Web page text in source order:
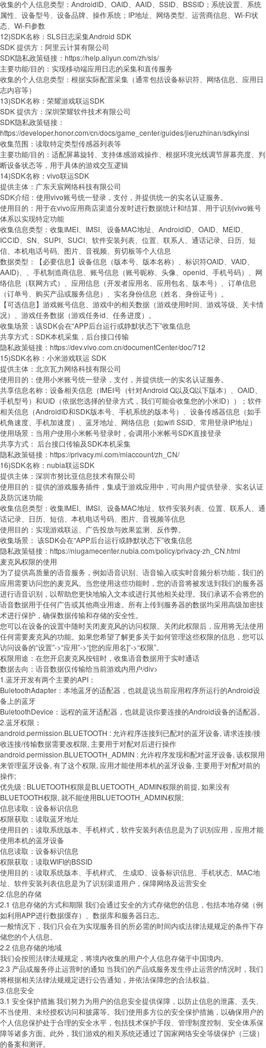
收集的个人信息类型：AndroidID、OAID、AAID、SSID、BSSID；系统设置、系统
属性、设备型号、设备品牌、操作系统；IP地址、网络类型、运营商信息、Wi-Fi状
态、Wi-Fi参数
12)SDK名称：SLS日志采集Android SDK
SDK 提供方：阿里云计算有限公司
SDK隐私政策链接：https://help.aliyun.com/zh/sls/
主要功能/目的：实现移动端应用日志的采集和直传服务
收集的个人信息类型：根据实际配置采集（通常包括设备标识符、网络信息、应用日
志内容等）
13)SDK名称：荣耀游戏联运SDK
SDK 提供方：深圳荣耀软件技术有限公司
SDK隐私政策链接：
https://developer.honor.com/cn/docs/game_center/guides/jieruzhinan/sdkyinsi
收集范围：读取特定类型传感器列表等
主要功能/目的：适配屏幕旋转、支持体感游戏操作、根据环境光线调节屏幕亮度、判
断设备状态等，用于具体的游戏交互逻辑
14)SDK名称：vivo联运SDK
提供主体：广东天宸网络科技有限公司
SDK介绍：使用vivo账号统一登录，支付，并提供统一的实名认证服务。
使用目的：用于在vivo应用商店渠道分发时进行数据统计和结算、用于识别vivo账号
体系以实现特定功能
收集信息类型：收集IMEI、IMSI、设备MAC地址、AndroidID、OAID、MEID、
ICCID、SN、SUPI、SUCI、软件安装列表、位置、联系人、通话记录、日历、短
信、本机电话号码、图片、音视频、剪切板等个人信息
数据类型：【必要信息】设备信息（版本号、版本名称）、标识符OAID、VAID、
AAID)、、手机制造商信息、账号信息（账号昵称、头像、openid、手机号码）、网
络信息（联网方式）、应用信息（开发者应用名、应用包名、版本号）、订单信息
（订单号、购买产品或服务信息）、实名身份信息（姓名、身份证号）。
【可选信息】游戏账号信息、游戏中的相关数据（游戏使用时间、游戏等级、关卡情
况）、游戏任务数据（游戏任务id、任务进度）。
收集场景：该SDK会在“APP后台运行或静默状态下”收集信息
共享方式：SDK本机采集，后台接口传输
隐私政策链接：https://dev.vivo.com.cn/documentCenter/doc/712
15)SDK名称：小米游戏联运 SDK
提供主体：北京瓦力网络科技有限公司
使用目的：使用小米账号统一登录，支付，并提供统一的实名认证服务。
共享信息名称：设备相关信息（IMEI号（针对Android Q以及Q以下版本）、OAID、
手机型号）和UID（依据您选择的登录方式，我们可能会收集您的小米ID））；软件
相关信息（AndroidID和SDK版本号、手机系统的版本号）、设备传感器信息（如手
机角速度、手机加速度）、蓝牙地址、网络信息（如wifi SSID、常用登录IP地址）
使用场景：当用户使用小米帐号登录时，会调用小米帐号SDK直接登录
共享方式： 后台接口传输及SDK本机采集
隐私政策链接：https://privacy.mi.com/miaccount/zh_CN/
16)SDK名称：nubia联运SDK
提供主体：深圳市努比亚信息技术有限公司
使用目的：提供的游戏服务插件，集成于游戏应用中，可向用户提供登录、实名认证
及防沉迷功能
收集信息类型：收集IMEI、IMSI、设备MAC地址、软件安装列表、位置、联系人、通
话记录、日历、短信、本机电话号码、图片、音视频等信息
使用目的：实现游戏联运、广告投放与效果监测、反作弊。
收集场景： 该SDK会在“APP后台运行或静默状态下”收集信息
隐私政策链接：https://niugamecenter.nubia.com/policy/privacy-zh_CN.html
麦克风权限的使用
为了提供高质量的语音服务，例如语音识别、语音输入或实时音频分析功能，我们的
应用需要访问您的麦克风。当您使用这些功能时，您的语音将被发送到我们的服务器
进行语音识别，以帮助您更快地输入文本或进行其他相关处理。我们承诺不会将您的
语音数据用于任何广告或其他商业用途。所有上传到服务器的数据均采用高级加密技
术进行保护，确保数据传输和存储的安全性。
您可以在设备的设置中随时关闭麦克风的访问权限。关闭此权限后，应用将无法使用
任何需要麦克风的功能。如果您希望了解更多关于如何管理这些权限的信息，您可以
访问设备的“设置”->“应用”->“[您的应用名]”->“权限”。
权限用途：在您开启麦克风按钮时，收集语音数据用于实时通话
数据去向：语音数据仅传输给当前游戏内用户/div>
1.蓝牙开发有两个主要的API：
BuletoothAdapter：本地蓝牙的适配器，也就是说当前应用程序所运行的Android设
备上的蓝牙
BuletoothDevice：远程的蓝牙适配器，也就是说你要连接的Android设备的适配器。
2.蓝牙权限：
android.permission.BLUETOOTH : 允许程序连接到已配对的蓝牙设备, 请求连接/接
收连接/传输数据需要改权限, 主要用于对配对后进行操作
android.permission.BLUETOOTH_ADMIN : 允许程序发现和配对蓝牙设备, 该权限用
来管理蓝牙设备, 有了这个权限, 应用才能使用本机的蓝牙设备, 主要用于对配对前的
操作;
优先级 : BLUETOOTH权限是BLUETOOTH_ADMIN权限的前提, 如果没有
BLUETOOTH权限, 就不能使用BLUETOOTH_ADMIN权限;
信息读取：设备标识信息
权限获取：读取蓝牙地址
使用目的：读取系统版本、手机样式，软件安装列表信息是为了识别应用，应用才能
使用本机的蓝牙设备
信息读取：设备标识信息
权限获取：读取WIFI的BSSID
使用目的：读取系统版本、手机样式、 生成ID、设备标识信息、手机状态、MAC地
址、软件安装列表信息是为了识别渠道用户，保障网络及运营安全
2.信息的存储
2.1 信息存储的方式和期限 我们会通过安全的方式存储您的信息，包括本地存储（例
如利用APP进行数据缓存）、数据库和服务器日志。
一般情况下，我们只会在为实现服务目的所必需的时间内或法律法规规定的条件下存
储您的个人信息。
2.2 信息存储的地域
我们会按照法律法规规定，将境内收集的用户个人信息存储于中国境内。
2.3 产品或服务停止运营时的通知 当我们的产品或服务发生停止运营的情况时，我们
将根据相关法律法规规定进行公告通知，并依法保障您的合法权益。
3.信息安全
3.1 安全保护措施 我们努力为用户的信息安全提供保障，以防止信息的泄露、丢失、
不当使用、未经授权访问和披露等。我们使用多方位的安全保护措施，以确保用户的
个人信息保护处于合理的安全水平，包括技术保护手段、管理制度控制、安全体系保
障等诸多方面。此外，我们游戏的相关系统还通过了国家网络安全等级保护（三级）
的备案和测评。